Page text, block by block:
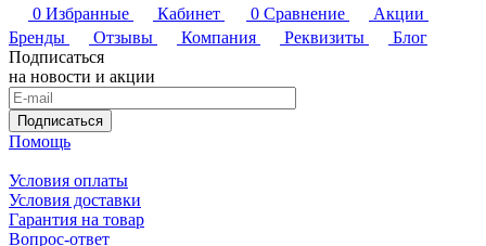
0 Избранные Кабинет 0 Сравнение
Акции
Бренды
Отзывы Компания Реквизиты
Блог
Подписаться
на новости и акции
Подписаться
Помощь
Условия оплаты
Условия доставки
Гарантия на товар
Вопрос-ответ